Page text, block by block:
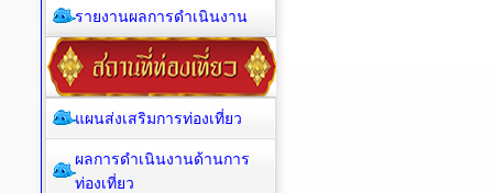
รายงานผลการดำเนินงาน
แผนส่งเสริมการท่องเที่ยว
ผลการดำเนินงานด้านการ
ท่องเที่ยว